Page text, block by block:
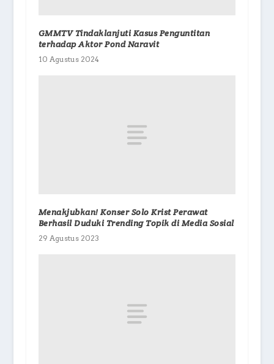
GMMTV Tindaklanjuti Kasus Penguntitan
terhadap Aktor Pond Naravit
10 Agustus 2024
Menakjubkan! Konser Solo Krist Perawat
Berhasil Duduki Trending Topik di Media Sosial
29 Agustus 2023